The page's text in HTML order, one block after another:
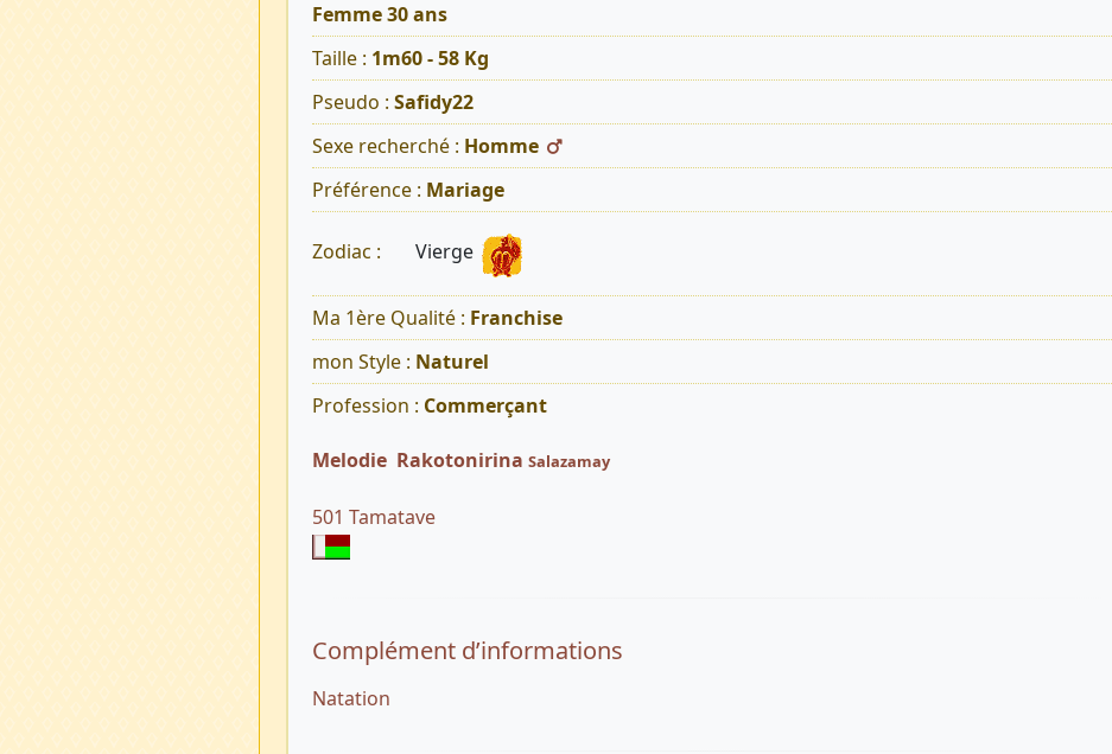
Femme 30 ans
Taille : 1m60 - 58 Kg
Pseudo : Safidy22
Sexe recherché : Homme
Préférence : Mariage
Zodiac : Vierge
Ma 1ère Qualité : Franchise
mon Style : Naturel
Profession : Commerçant
Melodie Rakotonirina Salazamay
501 Tamatave
Complément d’informations
Natation